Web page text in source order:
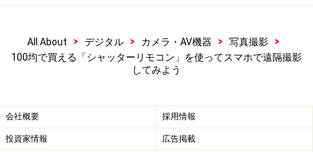
All About > デジタル > カメラ・AV機器 > 写真撮影
>
100均で買える「シャッターリモコン」を使ってスマホで遠隔撮影
してみよう
会社概要 採用情報
投資家情報 広告掲載